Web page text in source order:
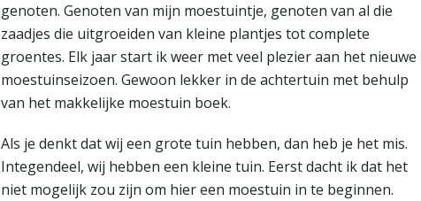
genoten. Genoten van mijn moestuintje, genoten van al die
zaadjes die uitgroeiden van kleine plantjes tot complete
groentes. Elk jaar start ik weer met veel plezier aan het nieuwe
moestuinseizoen. Gewoon lekker in de achtertuin met behulp
van het makkelijke moestuin boek.
Als je denkt dat wij een grote tuin hebben, dan heb je het mis.
Integendeel, wij hebben een kleine tuin. Eerst dacht ik dat het
niet mogelijk zou zijn om hier een moestuin in te beginnen.